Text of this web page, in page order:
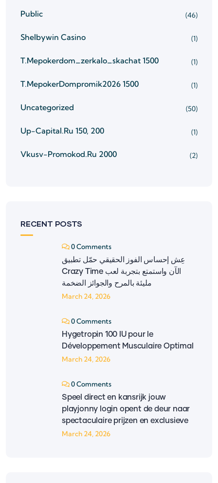
Public (46)
Shelbywin Casino (1)
T.mepokerdom_zerkalo_skachat 1500 (1)
T.mepokerDompromik2026 1500 (1)
Uncategorized (50)
Up-Capital.ru 150, 200 (1)
Vkusv-Promokod.ru 2000 (2)
RECENT POSTS
0 Comments
عِش إحساس الفوز الحقيقي حمّل تطبيق
‎Crazy Time‎ الآن واستمتع بتجربة لعب
مليئة بالمرح والجوائز الضخمة
March 24, 2026
0 Comments
Hygetropin 100 IU pour le
Développement Musculaire Optimal
March 24, 2026
0 Comments
Speel direct en kansrijk jouw
playjonny login opent de deur naar
spectaculaire prijzen en exclusieve
March 24, 2026